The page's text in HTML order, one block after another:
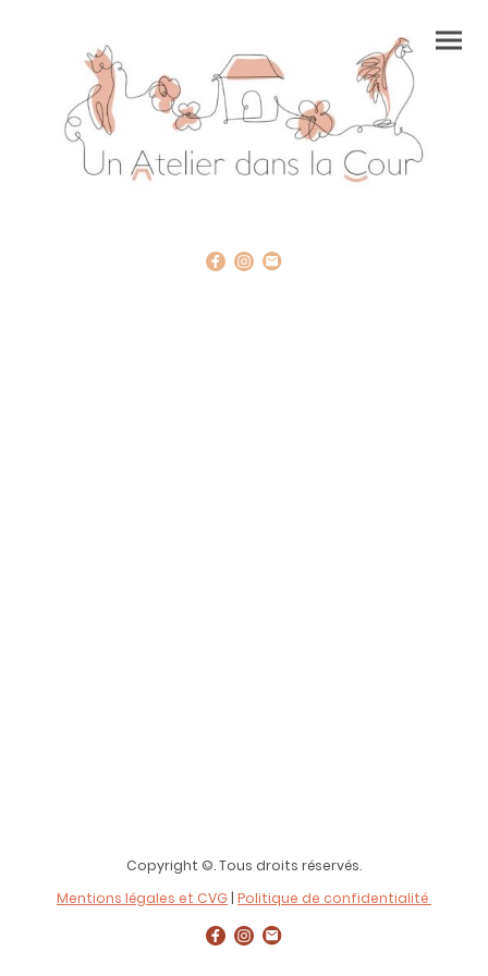
Copyright ©. Tous droits réservés.
Mentions légales et CVG | Politique de confidentialité